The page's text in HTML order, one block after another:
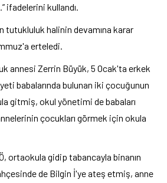
ifadelerini kullandı.
tutukluluk halinin devamına karar
erteledi.
annesi Zerrin Büyük, 5 Ocak'ta erkek
babalarında bulunan iki çocuğunun
gitmiş, okul yönetimi de babaları
çocukları görmek için okula
ortaokula gidip tabancayla binanın
de Bilgin İ'ye ateş etmiş, anne